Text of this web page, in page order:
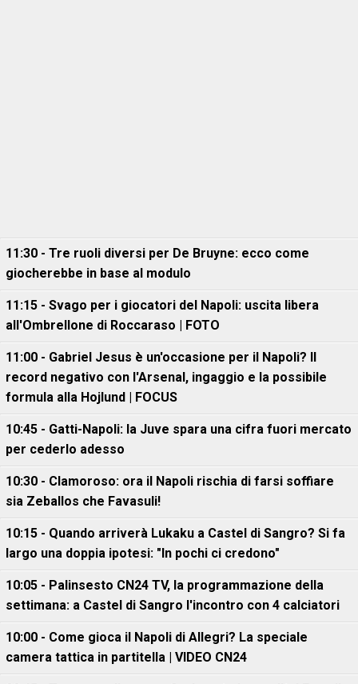
11:30 - Tre ruoli diversi per De Bruyne: ecco come
giocherebbe in base al modulo
11:15 - Svago per i giocatori del Napoli: uscita libera
all'Ombrellone di Roccaraso | FOTO
11:00 - Gabriel Jesus è un'occasione per il Napoli? Il
record negativo con l'Arsenal, ingaggio e la possibile
formula alla Hojlund | FOCUS
10:45 - Gatti-Napoli: la Juve spara una cifra fuori mercato
per cederlo adesso
10:30 - Clamoroso: ora il Napoli rischia di farsi soffiare
sia Zeballos che Favasuli!
10:15 - Quando arriverà Lukaku a Castel di Sangro? Si fa
largo una doppia ipotesi: "In pochi ci credono"
10:05 - Palinsesto CN24 TV, la programmazione della
settimana: a Castel di Sangro l'incontro con 4 calciatori
10:00 - Come gioca il Napoli di Allegri? La speciale
camera tattica in partitella | VIDEO CN24